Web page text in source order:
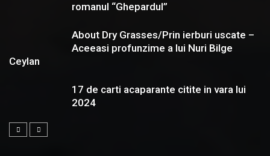
romanul “Ghepardul”
About Dry Grasses/Prin ierburi uscate –
Aceeasi profunzime a lui Nuri Bilge
Ceylan
17 de carti acaparante citite in vara lui
2024